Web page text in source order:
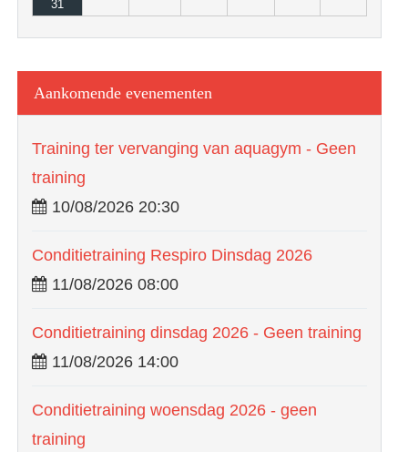
31
Aankomende evenementen
Training ter vervanging van aquagym - Geen
training
10/08/2026 20:30
Conditietraining Respiro Dinsdag 2026
11/08/2026 08:00
Conditietraining dinsdag 2026 - Geen training
11/08/2026 14:00
Conditietraining woensdag 2026 - geen
training